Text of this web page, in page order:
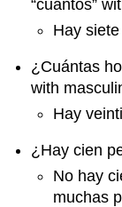
“cuántos”
Hay
¿Cuántas
with
Hay
¿Hay cien
No hay
muchas